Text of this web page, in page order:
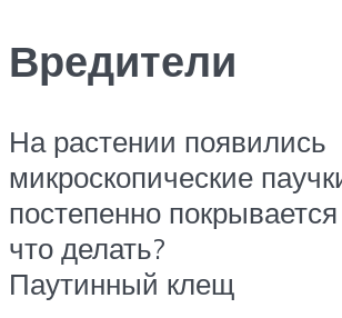
Вредители
На растении появились
микроскопические
постепенно
что делать?
Паутинный клещ